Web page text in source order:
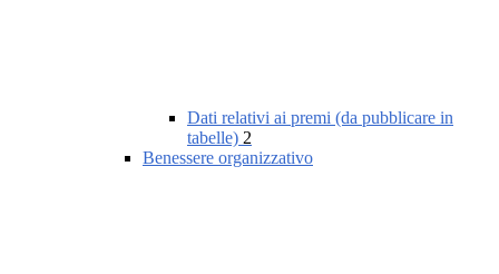
Dati relativi ai premi (da pubblicare in
tabelle) 2
Benessere organizzativo